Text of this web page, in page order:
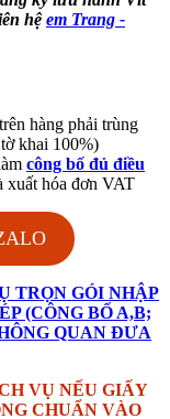
hệ em Trang -
hàng phải trùng
khai 100%)
công bố đủ điều
xuất hóa đơn VAT
TRỌN GÓI NHẬP
(CÔNG BỐ A,B;
QUAN ĐƯA
VỤ NẾU GIẤY
CHUẨN VÀO